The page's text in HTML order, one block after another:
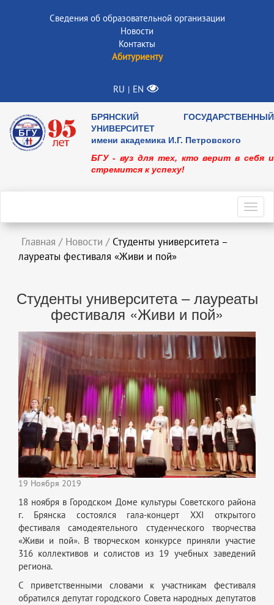
Сведения об образовательной организации
Новости
Контакты
Абитуриенту
RU | EN
БРЯНСКИЙ ГОСУДАРСТВЕННЫЙ
УНИВЕРСИТЕТ
имени академика И.Г. Петровского
БГУ - вуз для тех, кто верит в себя и
стремится к успеху!
Главная / Новости / Студенты университета –
лауреаты фестиваля «Живи и пой»
Студенты университета – лауреаты
фестиваля «Живи и пой»
19 Ноября 2019
18 ноября в Городском Доме культуры Советского района
г. Брянска состоялся гала-концерт XXI открытого
фестиваля самодеятельного студенческого творчества
«Живи и пой». В творческом конкурсе приняли участие
316 коллективов и солистов из 19 учебных заведений
региона.
С приветственными словами к участникам фестиваля
обратился депутат городского Совета народных депутатов